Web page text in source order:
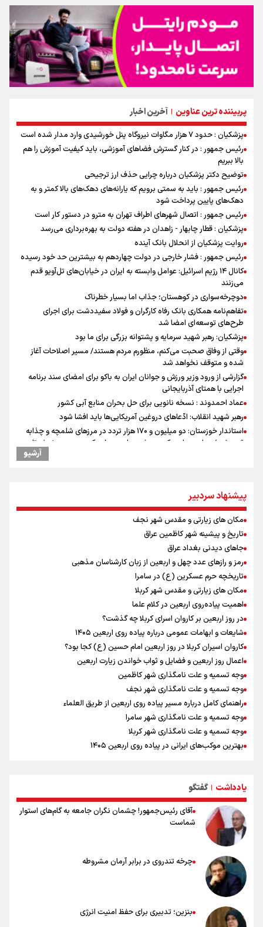
پربیننده ترین عناوین | آخرین اخبار
پزشکیان : حدود ۷ هزار مگاوات نیروگاه پنل خورشیدی وارد مدار شده است
رئیس جمهور : در کنار گسترش فضاهای آموزشی، باید کیفیت آموزش را هم
بالا ببریم
توضیح دکتر پزشکیان درباره چرایی حذف ارز ترجیحی
رئیس جمهور : باید به سمتی برویم که یارانه‌های دهک‌های بالا کمتر و به
دهک‌های پایین پرداخت شود
رئیس جمهور : اتصال شهرهای اطراف تهران به مترو در دستور کار است
پزشکیان : قطار چابهار - زاهدان در هفته دولت به بهره‌برداری می‌رسد
روایت پزشکیان از انحلال بانک آینده
رئیس جمهور : فشار خارجی در دولت چهاردهم به بیشترین حد خود رسیده
کانال ۱۴ رژیم اسرائیل: عوامل وابسته به ایران در خیابان‌های تل‌آویو قدم
می‌زنند
دوچرخه‌سواری در کوهستان؛ جذاب اما بسیار خطرناک
تفاهم‌نامه همکاری بانک رفاه کارگران و فولاد سفیددشت برای اجرای
طرح‌های توسعه‌ای امضا شد
پزشکیان: رهبر شهید سرمایه و پشتوانه بزرگی برای ما بود
وقتی از وفاق صحبت می‌کنم، منظورم مردم هستند/ مسیر اصلاحات آغاز
شده و متوقف نخواهد شد
گزارشی از ورود وزیر ورزش و جوانان ایران به باکو برای امضای سند برنامه
اجرایی با همتای آذربایجانی
عماد احمدوند : نسخه نانویی برای حل بحران منابع آبی کشور
رهبر شهید انقلاب: ادّعاهای دروغین آمریکایی‌ها باید افشا شود
استاندار خوزستان: دو میلیون و ۱۷۰ هزار تردد در مرزهای شلمچه و چذابه
ثبت شد / برپایی هزار موکب در خوزستان و ۱۰۰ موکب در مسیر نجف تا
جابجایی مرکز ثقل اقتصاد جهان انجام شد/ فرصت طلایی برای اقتصاد
ایران +نمودار
امیررضا غلامی، ملی پوش تکواندو : تمرکزم روی مسابقات پاکستان است نه
بازی های آسیایی
کانادا دو مظنون تیراندازی در نزدیکی کنسولگری آمریکا را بازداشت کرد
نصیری: امیدوارم با خوشرنگ‌ترین مدال‌ها به ایران برگردیم/ حضور شهاب
حسینی در اردو به تیم انگیزه می‌دهد/ امیدوارم پرسپولیس فصل موفقی
داشته باشد
رادین زینالی، ملی پوش تکواندو : قدم به قدم تلاش می کنم تا به طلای
المپیک برسم
اردوی تیم ملی تکواندو
دانیال شه‌بخش: اردوی ازبکستان کیفیت فنی تیم ملی را بالا برد/ برای
مدال ناگویا باید قهرمانان جهان و المپیک را شکست دهیم
آرشیو
پیشنهاد سردبیر
مکان های زیارتی و مقدس شهر نجف
تاریخ و پیشینه شهر کاظمین عراق
جاهای دیدنی بغداد عراق
رمز و رازهای عدد چهل و اربعین از زبان کارشناسان مذهبی
تاریخچه حرم عسکرین (ع) در سامرا
مکان های زیارتی و مقدس شهر کربلا
اهمیت پیاده‌روی اربعین در کلام علما
در روز اربعین بر کاروان اسرای کربلا چه گذشت؟
شایعات و ابهامات عمومی درباره پیاده روی اربعین ۱۴۰۵
کاروان اسیران کربلا در روز اربعین امام حسین (ع) کجا بود؟
اعمال روز اربعین و فضایل و ثواب خواندن زیارت اربعین
وجه تسمیه و علت نامگذاری شهر کاظمین
وجه تسمیه و علت نامگذاری شهر نجف
راهنمای کامل درباره مسیر پیاده روی اربعین از طریق العلماء
وجه تسمیه و علت نامگذاری شهر سامرا
وجه تسمیه و علت نامگذاری شهر کربلا
بهترین موکب‌های ایرانی در پیاده روی اربعین ۱۴۰۵
۲۰ نکته دوستانه درباره پیاده روی اربعین و عراقی ها
یادداشت | گفتگو
آقای رئیس‌جمهور! چشمان نگران جامعه به گام‌های استوار
شماست
چرخه تندروی در برابر آرمان مشروطه
بنزین؛ تدبیری برای حفظ امنیت انرژی